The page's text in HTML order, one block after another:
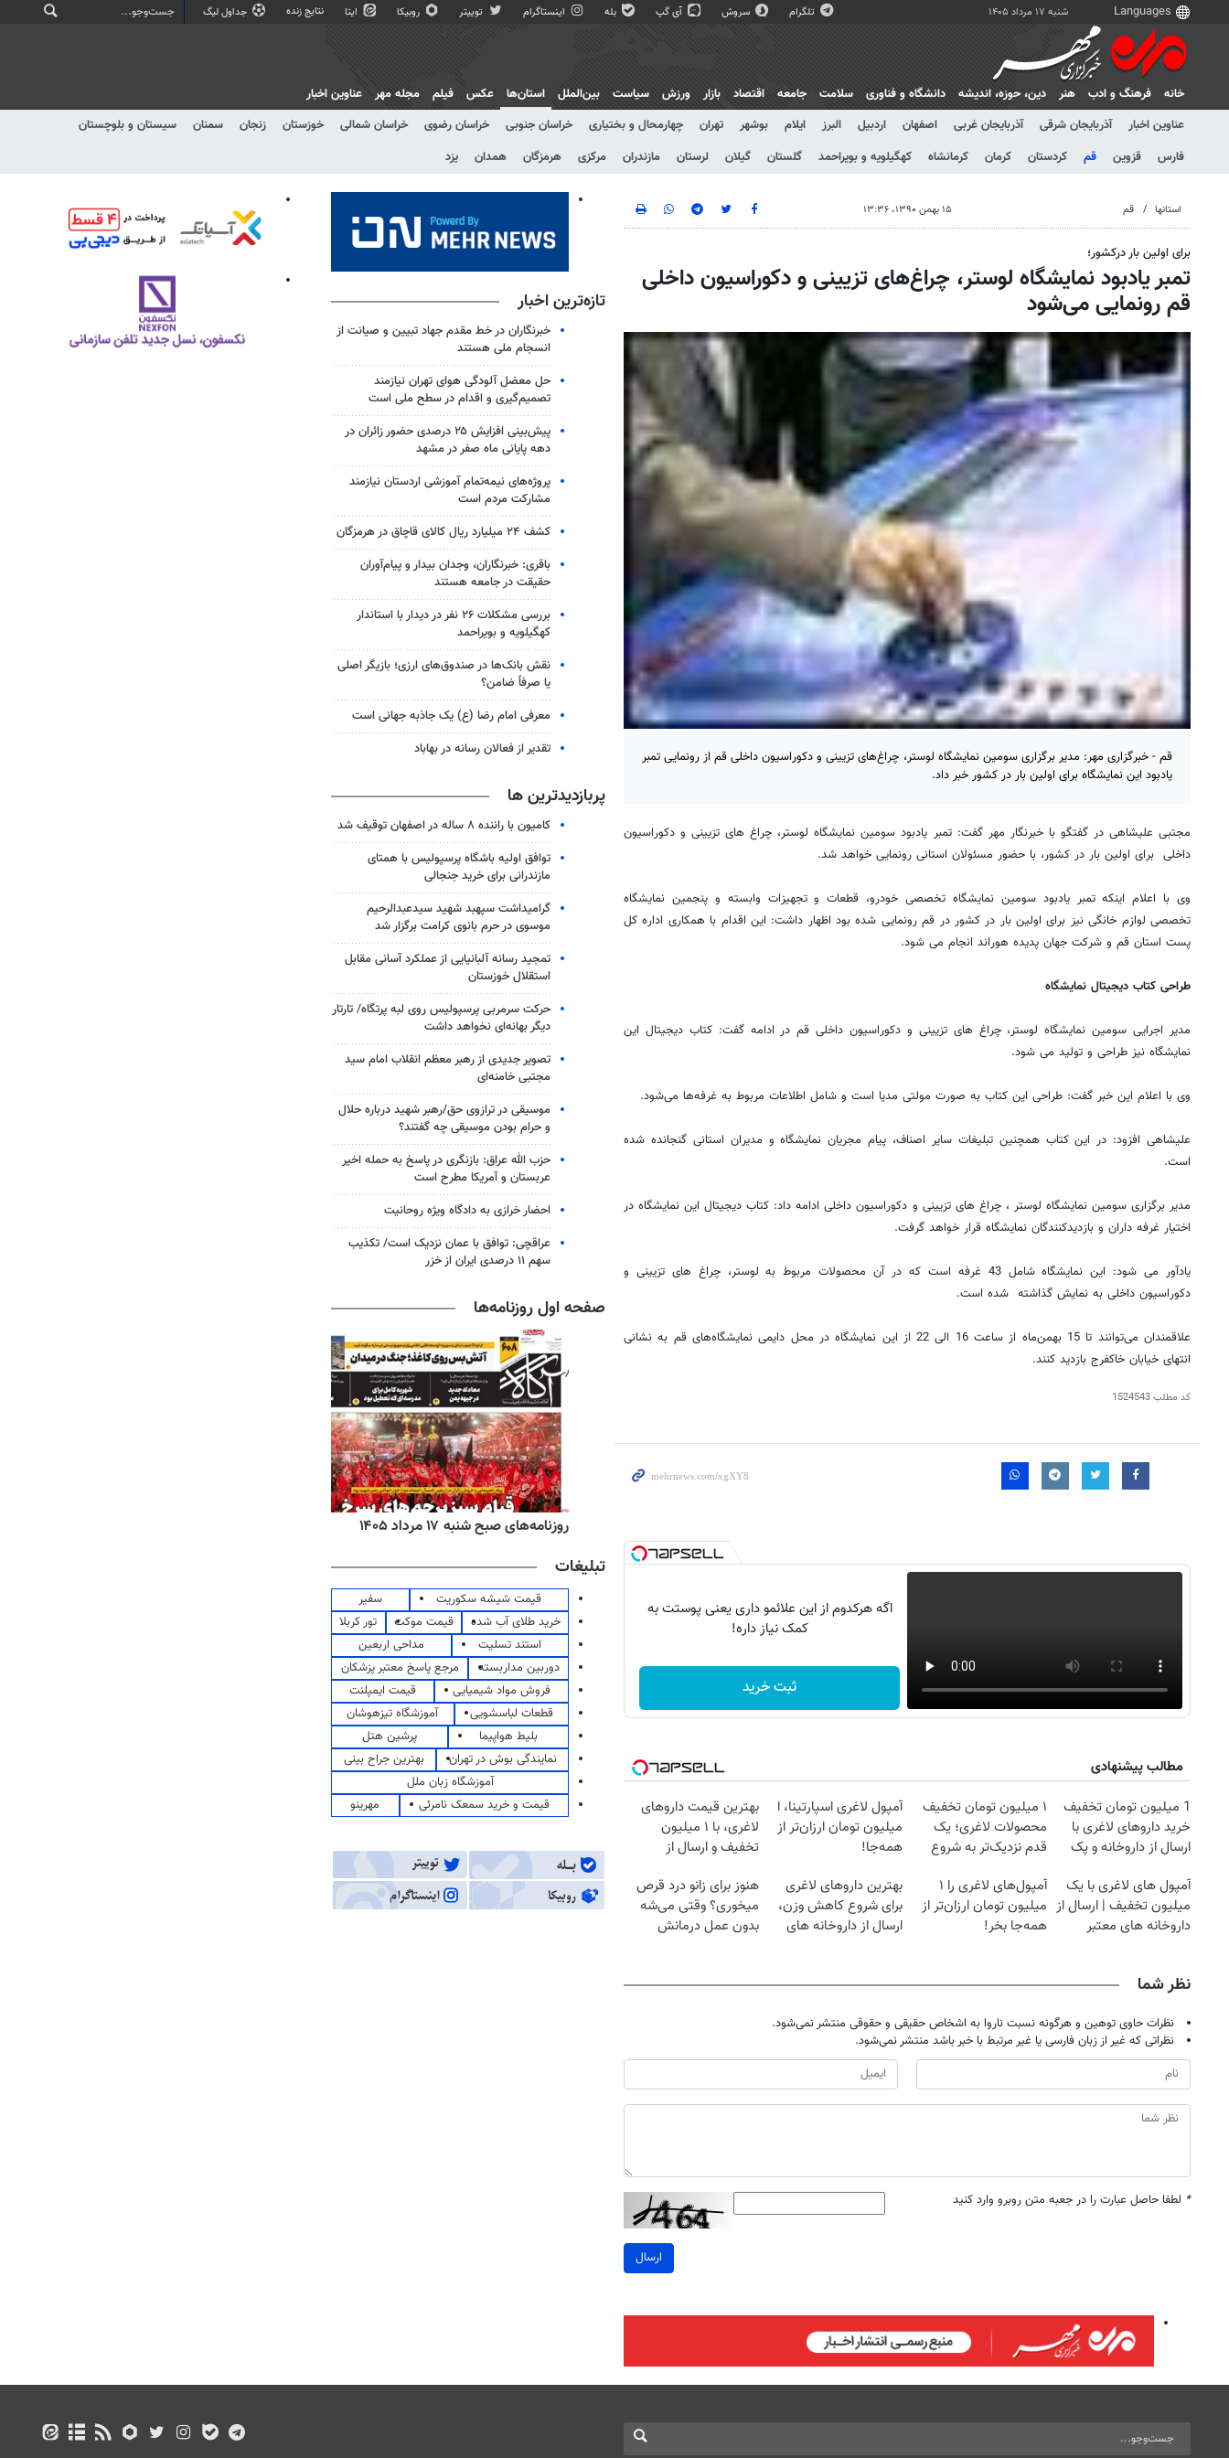
شنبه ۱۷ مرداد ۱۴۰۵ تلگرام سروش آی گپ بله اینستاگرام توییتر روبیکا ایتا نتایج زنده جداول لیگ
خانه فرهنگ و ادب هنر دين، حوزه، انديشه دانشگاه و فناوری سلامت جامعه اقتصاد بازار ورزش سیاست بین‌الملل
استان‌ها
عناوین اخبار
آذربایجان شرقی آذربایجان غربی اصفهان اردبیل البرز ایلام بوشهر تهران چهارمحال و بختیاری خراسان جنوبی خراسان رضوی خراسان شمالی خوزستان زنجان سمنان
سیستان و بلوچستان
فارس
قزوین قم کردستان کرمان کرمانشاه کهگیلویه و بویراحمد گلستان گیلان لرستان مازندران مرکزی هرمزگان همدان یزد
عکس فیلم مجله مهر عناوین اخبار
استانها قم ۱۵ بهمن ۱۳۹۰، ۱۳:۳۶
برای اولین بار درکشور؛
تمبر یادبود نمایشگاه لوستر، چراغ‌های تزیینی و دکوراسیون داخلی
قم رونمایی می‌‌شود
قم - خبرگزاری مهر: مدیر برگزاری سومین نمایشگاه لوستر، چراغ‌های تزیینی و دکوراسیون داخلی قم از رونمایی تمبر
یادبود این نمایشگاه برای اولین بار در کشور خبر داد.
مجتبی علیشاهی در گفتگو با خبرنگار مهر گفت: تمبر یادبود سومین نمایشگاه لوستر، چراغ های تزیینی و دکوراسیون
داخلی برای اولین بار در کشور، با حضور مسئولان استانی رونمایی خواهد شد.
وی با اعلام اینکه تمبر یادبود سومین نمایشگاه تخصصی خودرو، قطعات و تجهیزات وابسته و پنجمین نمایشگاه
تخصصی لوازم خانگی نیز برای اولین بار در کشور در قم رونمایی شده بود اظهار داشت: این اقدام با همکاری اداره کل
پست استان قم و شرکت جهان پدیده هوراند انجام می شود.
طراحی کتاب دیجیتال نمایشگاه
مدیر اجرایی سومین نمایشگاه لوستر، چراغ های تزیینی و دکوراسیون داخلی قم در ادامه گفت: کتاب دیجیتال این
نمایشگاه نیز طراحی و تولید می شود.
وی با اعلام این خبر گفت: طراحی این کتاب به صورت مولتی مدیا است و شامل اطلاعات مربوط به غرفه‌ها می‌شود.
علیشاهی افزود: در این کتاب همچنین تبلیغات سایر اصناف، پیام مجریان نمایشگاه و مدیران استانی گنجانده شده
است.
مدیر برگزاری سومین نمایشگاه لوستر ، چراغ های تزیینی و دکوراسیون داخلی ادامه داد: کتاب دیجیتال این نمایشگاه در
اختیار غرفه داران و بازدیدکنندگان نمایشگاه قرار خواهد گرفت.
یادآور می شود: این نمایشگاه شامل 43 غرفه است که در آن محصولات مربوط به لوستر، چراغ های تزیینی و
دکوراسیون داخلی به نمایش گذاشته شده است.
علاقمندان می‌توانند تا 15 بهمن‌ماه از ساعت 16 الی 22 از این نمایشگاه در محل دایمی نمایشگاه‌های قم به نشانی
انتهای خیابان خاکفرج بازدید کنند.
کد مطلب1524543
اگه هرکدوم از این علائمو داری یعنی پوستت به
کمک نیاز داره!
ثبت خرید
مطالب پیشنهادی
1 میلیون تومان تخفیف
خرید داروهای لاغری با
ارسال از داروخانه و پک
۱ میلیون تومان تخفیف
محصولات لاغری؛ یک
قدم نزدیک‌تر به شروع
آمپول لاغری اسپارتینا، ا
میلیون تومان ارزان‌تر از
همه‌جا!
بهترین قیمت داروهای
لاغری، با ۱ میلیون
تخفیف و ارسال از
آمپول های لاغری با یک
میلیون تخفیف | ارسال از
داروخانه های معتبر
آمپول‌های لاغری را ۱
میلیون تومان ارزان‌تر از
همه‌جا بخر!
بهترین داروهای لاغری
برای شروع کاهش وزن،
ارسال از داروخانه های
هنوز برای زانو درد قرص
میخوری؟ وقتی می‌شه
بدون عمل درمانش
نظر شما
نظرات حاوی توهین و هرگونه نسبت ناروا به اشخاص حقیقی و حقوقی منتشر نمی‌شود.
نظراتی که غیر از زبان فارسی یا غیر مرتبط با خبر باشد منتشر نمی‌شود.
* لطفا حاصل عبارت را در جعبه متن روبرو وارد کنید
ارسال
تازه‌ترین اخبار
خبرنگاران در خط مقدم جهاد تبیین و صیانت از
انسجام ملی هستند
حل معضل آلودگی هوای تهران نیازمند
تصمیم‌گیری و اقدام در سطح ملی است
پیش‌بینی افزایش ۲۵ درصدی حضور زائران در
دهه پایانی ماه صفر در مشهد
پروژه‌های نیمه‌تمام آموزشی اردستان نیازمند
مشارکت مردم است
کشف ۲۴ میلیارد ریال کالای قاچاق در هرمزگان
باقری: خبرنگاران، وجدان بیدار و پیام‌آوران
حقیقت در جامعه هستند
بررسی مشکلات ۲۶ نفر در دیدار با استاندار
کهگیلویه و بویراحمد
نقش بانک‌ها در صندوق‌های ارزی؛ بازیگر اصلی
یا صرفاً ضامن؟
معرفی امام رضا (ع) یک جاذبه جهانی است
تقدیر از فعالان رسانه در بهاباد
پربازدیدترین ها
کامیون با راننده ۸ ساله در اصفهان توقیف شد
توافق اولیه باشگاه پرسپولیس با همتای
مازندرانی برای خرید جنجالی
گرامیداشت سپهبد شهید سیدعبدالرحیم
موسوی در حرم بانوی کرامت برگزار شد
تمجید رسانه آلبانیایی از عملکرد آسانی مقابل
استقلال خوزستان
حرکت سرمربی پرسپولیس روی لبه پرتگاه/ تارتار
دیگر بهانه‌ای نخواهد داشت
تصویر جدیدی از رهبر معظم انقلاب امام سید
مجتبی خامنه‌ای
موسیقی در ترازوی حق/رهبر شهید درباره حلال
و حرام بودن موسیقی چه گفتند؟
حزب الله عراق: بازنگری در پاسخ به حمله اخیر
عربستان و آمریکا مطرح است
احضار خرازی به دادگاه ویژه روحانیت
عراقچی: توافق با عمان نزدیک است/ تکذیب
سهم ۱۱ درصدی ایران از خزر
صفحه اول روزنامه‌ها
روزنامه‌های صبح شنبه ۱۷ مرداد ۱۴۰۵
تبلیغات
قیمت شیشه سکوریت
سفیر
خرید طلای آب شده
قیمت موکت
تور کربلا
استند تسلیت
مداحی اربعین
دوربین مداربسته
مرجع پاسخ معتبر پزشکان
فروش مواد شیمیایی
قیمت ایمپلنت
قطعات لباسشویی
آموزشگاه تیزهوشان
بلیط هواپیما
پرشین هتل
نمایندگی بوش در تهران
بهترین جراح بینی
آموزشگاه زبان ملل
قیمت و خرید سمعک نامرئی
مهرینو